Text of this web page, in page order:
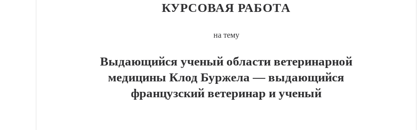
КУРСОВАЯ РАБОТА
на тему
Выдающийся ученый области ветеринарной
медицины Клод Буржела — выдающийся
французский ветеринар и ученый